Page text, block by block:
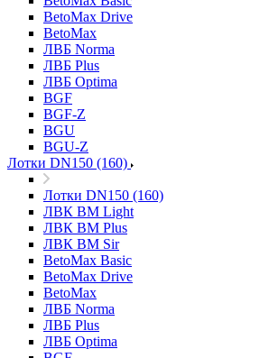
BetoMax Drive
BetoMax
ЛВБ Norma
ЛВБ Plus
ЛВБ Optima
BGF
BGF-Z
BGU
BGU-Z
Лотки DN150 (160)
Лотки DN150 (160)
ЛВК ВМ Light
ЛВК ВМ Plus
ЛВК ВМ Sir
BetoMax Basic
BetoMax Drive
BetoMax
ЛВБ Norma
ЛВБ Plus
ЛВБ Optima